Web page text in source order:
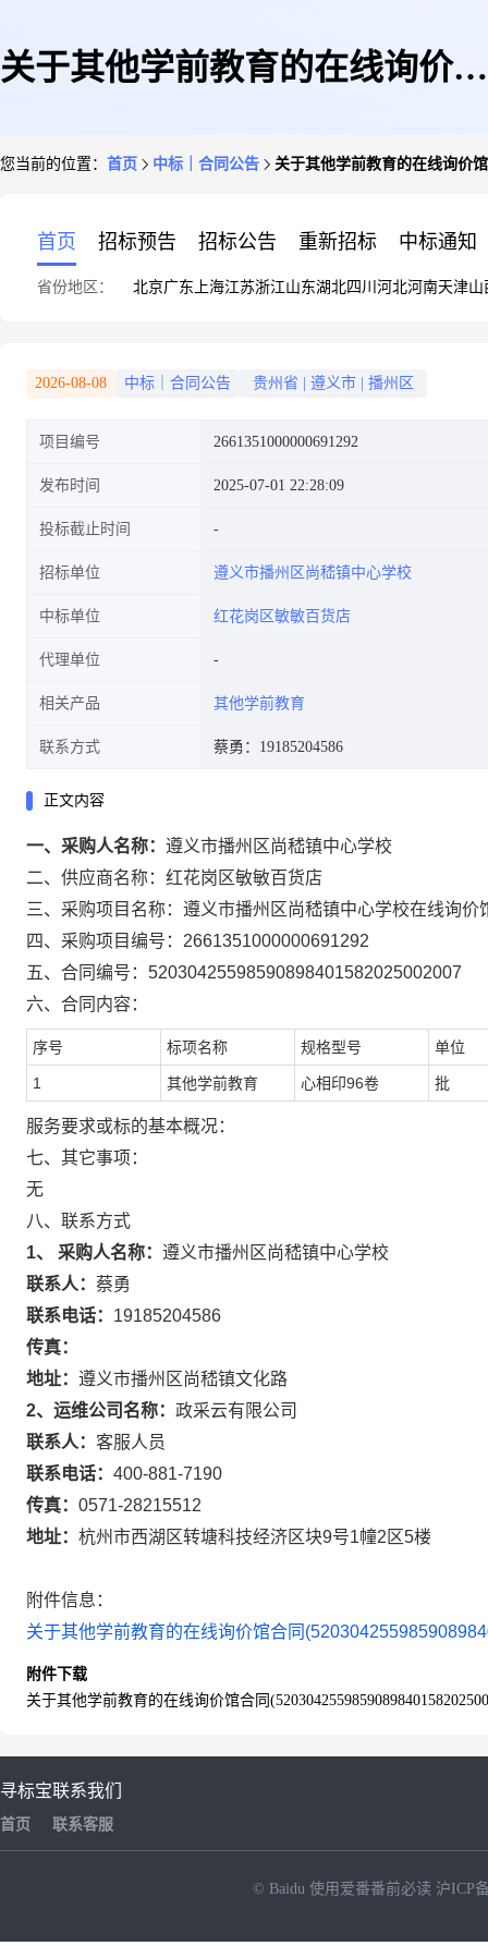
关于其他学前教育的在线询价馆
您当前的位置： 首页 中标｜合同公告 关于其他学前教育的在线询价
首页 招标预告 招标公告 重新招标 中标通知
省份地区： 北京广东 上海江苏浙江山东湖北四川 河北河南天津山
2026-08-08 中标｜合同公告 贵州省 遵义市 播州区
项目编号 2661351000000691292
发布时间 2025-07-01 22:28:09
投标截止时间
招标单位 遵义市播州区尚嵇镇中心学校
中标单位 红花岗区敏敏百货店
代理单位
相关产品 其他学前教育
联系方式 蔡勇：19185204586
正文内容
一、采购人名称： 遵义市播州区尚嵇镇中心学校
二、供应商名称： 红花岗区敏敏百货店
三、采购项目名称： 遵义市播州区尚嵇镇中心学校在线询价
四、采购项目编号： 2661351000000691292
五、合同编号： 52030425598590898401582025002007
六、合同内容：
序号 标项名称 规格型号 单位
1 其他学前教育 心相印96卷 批
服务要求或标的基本概况：
七、其它事项：
无
八、联系方式
1、 采购人名称： 遵义市播州区尚嵇镇中心学校
联系人： 蔡勇
联系电话： 19185204586
传真：
地址： 遵义市播州区尚嵇镇文化路
2、运维公司名称： 政采云有限公司
联系人： 客服人员
联系电话： 400-881-7190
传真： 0571-28215512
地址： 杭州市西湖区转塘科技经济区块9号1幢2区5楼
附件信息：
关于其他学前教育的在线询价馆合同
附件下载
关于其他学前教育的在线询价馆合同
寻标宝
首页
联系我们
联系客服
© Baidu 使用爱番番前必读 沪ICP